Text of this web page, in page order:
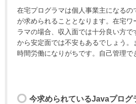
在宅プログラマは個人事業主になるの
が求められることとなります。在宅ワ
ラマの場合、収入面では十分良い方で
から安定面では不安もあるでしょう。
時間労働になりがちです。自己管理で
今求められているJavaプログ